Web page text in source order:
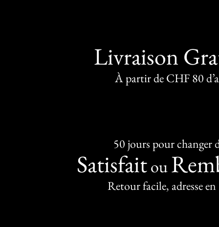
Livraison
À partir de CHF 80
50 jours pour changer
Satisfaitou
Retour facile, adresse en